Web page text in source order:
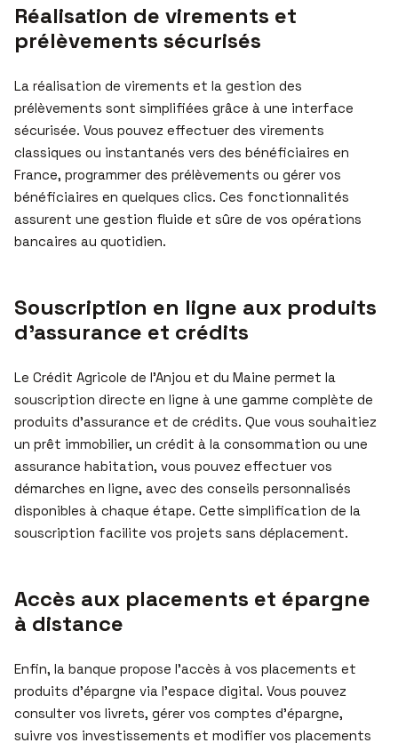
Réalisation de virements et
prélèvements sécurisés
La réalisation de virements et la gestion des
prélèvements sont simplifiées grâce à une interface
sécurisée. Vous pouvez effectuer des virements
classiques ou instantanés vers des bénéficiaires en
France, programmer des prélèvements ou gérer vos
bénéficiaires en quelques clics. Ces fonctionnalités
assurent une gestion fluide et sûre de vos opérations
bancaires au quotidien.
Souscription en ligne aux produits
d’assurance et crédits
Le Crédit Agricole de l’Anjou et du Maine permet la
souscription directe en ligne à une gamme complète de
produits d’assurance et de crédits. Que vous souhaitiez
un prêt immobilier, un crédit à la consommation ou une
assurance habitation, vous pouvez effectuer vos
démarches en ligne, avec des conseils personnalisés
disponibles à chaque étape. Cette simplification de la
souscription facilite vos projets sans déplacement.
Accès aux placements et épargne
à distance
Enfin, la banque propose l’accès à vos placements et
produits d’épargne via l’espace digital. Vous pouvez
consulter vos livrets, gérer vos comptes d’épargne,
suivre vos investissements et modifier vos placements